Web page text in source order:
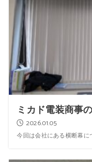
ミカド電装商
2026.01.05
今回は会社にある横断幕に